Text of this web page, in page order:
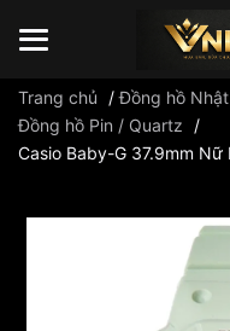
Đồng hồ casio đồng hồ G-
Trang chủ /Đồng hồ Nhật
Đồng hồ Pin / Quartz
/
Casio Baby-G 37.9mm Nữ